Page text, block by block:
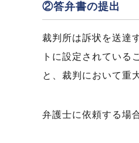
②答弁書の提出
裁判所は訴状を送達
トに設定されている
と、裁判において重
弁護士に依頼する場